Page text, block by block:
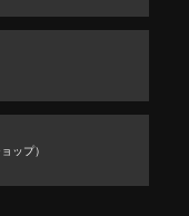
ップ）